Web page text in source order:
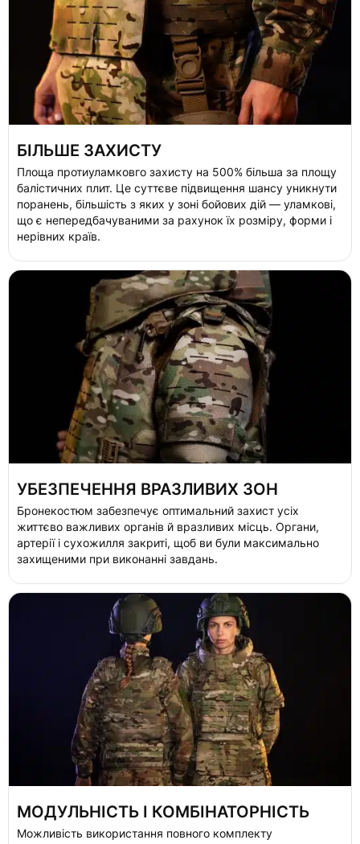
БІЛЬШЕ ЗАХИСТУ
Площа протиуламковго захисту на 500% більша за площу
балістичних плит. Це суттєве підвищення шансу уникнути
поранень, більшість з яких у зоні бойових дій — уламкові,
що є непередбачуваними за рахунок їх розміру, форми і
нерівних країв.
УБЕЗПЕЧЕННЯ ВРАЗЛИВИХ ЗОН
Бронекостюм забезпечує оптимальний захист усіх
життєво важливих органів й вразливих місць. Органи,
артерії і сухожилля закриті, щоб ви були максимально
захищеними при виконанні завдань.
МОДУЛЬНІСТЬ І КОМБІНАТОРНІСТЬ
Можливість використання повного комплекту